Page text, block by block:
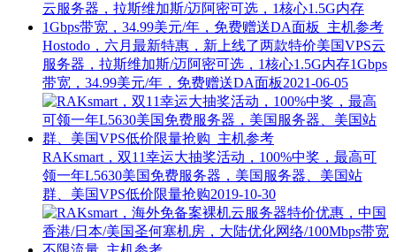
Hostodo，六月最新特惠，新上线了两款特价美国VPS云
服务器，拉斯维加斯/迈阿密可选，1核心1.5G内存1Gbps
带宽，34.99美元/年，免费赠送DA面板2021-06-05
RAKsmart，双11幸运大抽奖活动，100%中奖，最高可
领一年L5630美国免费服务器，美国服务器、美国站
群、美国VPS低价限量抢购2019-10-30